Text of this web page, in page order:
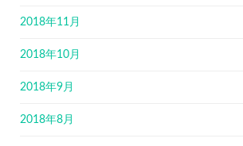
2018年11月
2018年10月
2018年9月
2018年8月